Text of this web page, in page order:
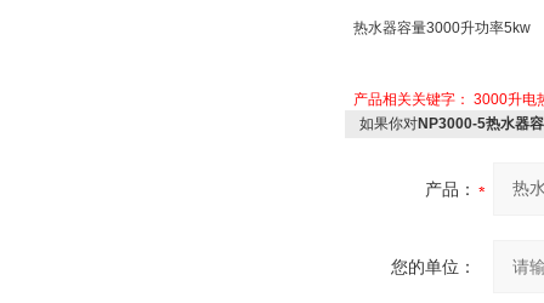
热水器容量3000升功率5kw
产品相关关键字： 3000升电
如果你对NP3000-5热水器
产品：
您的单位：